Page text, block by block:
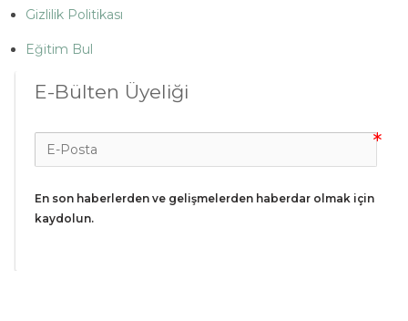
Gizlilik Politikası
Eğitim Bul
E-Bülten Üyeliği
En son haberlerden ve gelişmelerden haberdar olmak için
kaydolun.